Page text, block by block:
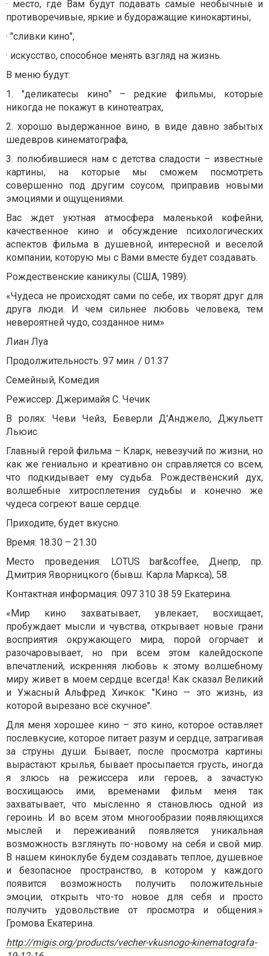
· место, где Вам будут подавать самые необычные и
противоречивые, яркие и будоражащие кинокартины,
· "сливки кино",
· искусство, способное менять взгляд на жизнь.
В меню будут:
1. "деликатесы кино" – редкие фильмы, которые
никогда не покажут в кинотеатрах,
2. хорошо выдержанное вино, в виде давно забытых
шедевров кинематографа,
3. полюбившиеся нам с детства сладости – известные
картины, на которые мы сможем посмотреть
совершенно под другим соусом, приправив новыми
эмоциями и ощущениями.
Вас ждет уютная атмосфера маленькой кофейни,
качественное кино и обсуждение психологических
аспектов фильма в душевной, интересной и веселой
компании, которую мы с Вами вместе будет создавать.
Рождественские каникулы (США, 1989).
«Чудеса не происходят сами по себе, их творят друг для
друга люди. И чем сильнее любовь человека, тем
невероятней чудо, созданное ним»
Лиан Луа
Продолжительность: 97 мин. / 01:37
Семейный, Комедия
Режиссер: Джеримайя С. Чечик
В ролях: Чеви Чейз, Беверли Д'Анджело, Джульетт
Льюис
Главный герой фильма – Кларк, невезучий по жизни, но
как же гениально и креативно он справляется со всем,
что подкидывает ему судьба. Рождественский дух,
волшебные хитросплетения судьбы и конечно же
чудеса согреют ваше сердце.
Приходите, будет вкусно.
Время: 18.30 – 21.30
Место проведения: LOTUS bar&coffee, Днепр, пр.
Дмитрия Яворницкого (бывш. Карла Маркса), 58.
Контактная информация: 097 310 38 59 Екатерина.
«Мир кино захватывает, увлекает, восхищает,
пробуждает мысли и чувства, открывает новые грани
восприятия окружающего мира, порой огорчает и
разочаровывает, но при всем этом калейдоскопе
впечатлений, искренняя любовь к этому волшебному
миру живет в моем сердце всегда! Как сказал Великий
и Ужасный Альфред Хичкок: "Кино — это жизнь, из
которой вырезано всё скучное".
Для меня хорошее кино – это кино, которое оставляет
послевкусие, которое питает разум и сердце, затрагивая
за струны души. Бывает, после просмотра картины
вырастают крылья, бывает просыпается грусть, иногда
я злюсь на режиссера или героев, а зачастую
восхищаюсь ими, временами фильм меня так
захватывает, что мысленно я становлюсь одной из
героинь. И во всем этом многообразии появляющихся
мыслей и переживаний появляется уникальная
возможность взглянуть по-новому на себя и свой мир.
В нашем киноклубе будем создавать теплое, душевное
и безопасное пространство, в котором у каждого
появится возможность получить положительные
эмоции, открыть что-то новое для себя и просто
получить удовольствие от просмотра и общения.»
Громова Екатерина.
http://migis.org/products/vecher-vkusnogo-kinematografa-